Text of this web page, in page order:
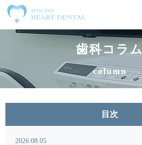
歯科コラム
column
目次
2026.08.05